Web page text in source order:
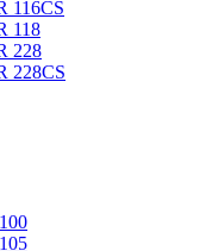
116CS
118
228
228CS